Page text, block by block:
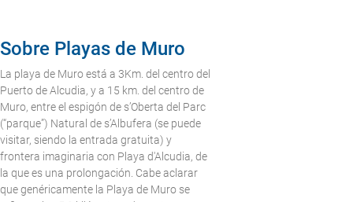
Sobre Playas de Muro
La playa de Muro está a 3Km. del centro del
Puerto de Alcudia, y a 15 km. del centro de
Muro, entre el espigón de s’Oberta del Parc
(“parque”) Natural de s’Albufera (se puede
visitar, siendo la entrada gratuita) y
frontera imaginaria con Playa d'Alcudia, de
la que es una prolongación. Cabe aclarar
que genéricamente la Playa de Muro se